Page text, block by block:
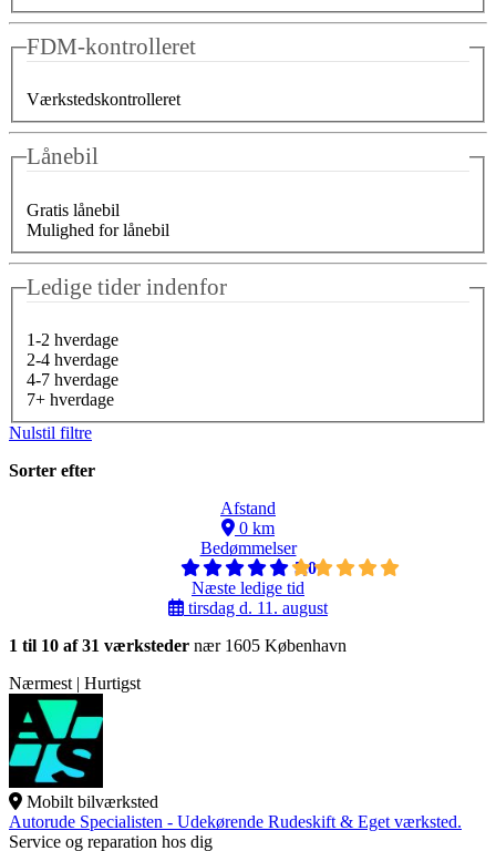
FDM-kontrolleret
Værkstedskontrolleret
Lånebil
Gratis lånebil
Mulighed for lånebil
Ledige tider indenfor
1-2 hverdage
2-4 hverdage
4-7 hverdage
7+ hverdage
Nulstil filtre
Sorter efter
Afstand
0 km
Bedømmelser
5,0
Næste ledige tid
tirsdag d. 11. august
1 til 10 af 31 værksteder nær 1605 København
Nærmest | Hurtigst
Mobilt bilværksted
Autorude Specialisten - Udekørende Rudeskift & Eget værksted.
Service og reparation hos dig